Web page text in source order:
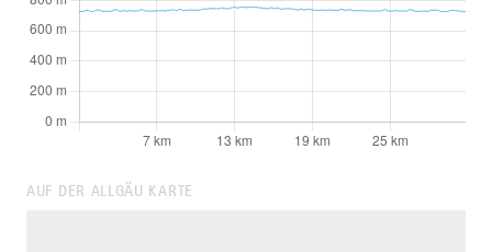
AUF DER ALLGÄU KARTE